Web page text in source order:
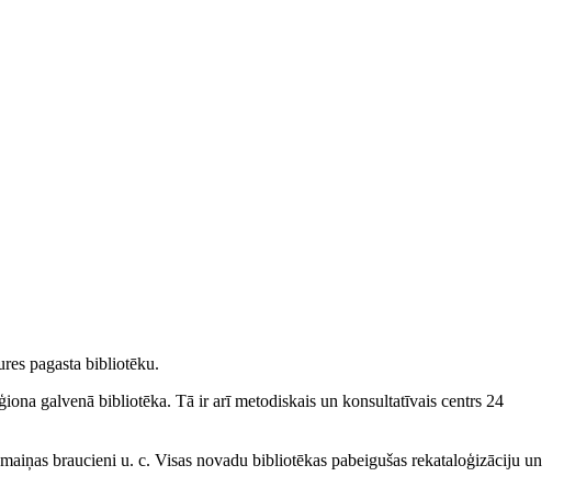
pagasta bibliotēku.
galvenā bibliotēka. Tā ir arī metodiskais un konsultatīvais centrs 24
braucieni u. c. Visas novadu bibliotēkas pabeigušas rekataloģizāciju un